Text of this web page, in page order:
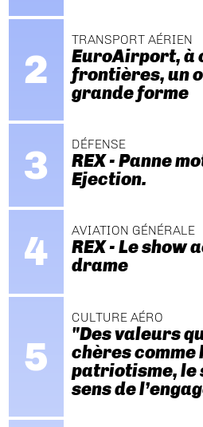
TRANSPORT AÉRIEN
EuroAirport, à
frontières, un
grande forme
DÉFENSE
REX - Panne
Ejection.
AVIATION GÉNÉRALE
REX - Le show
drame
CULTURE AÉRO
"Des valeurs
chères comme
patriotisme, le
sens de